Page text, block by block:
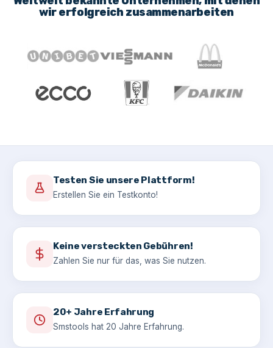
wir erfolgreich zusammenarbeiten
Testen Sie unsere Plattform!
Erstellen Sie ein Testkonto!
Keine versteckten Gebühren!
Zahlen Sie nur für das, was Sie nutzen.
20+ Jahre Erfahrung
Smstools hat 20 Jahre Erfahrung.